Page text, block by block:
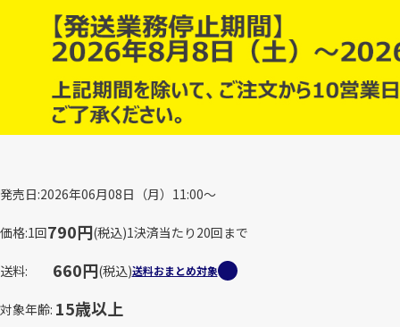
発売日 2026年06月08日（月）11:00～
価格 1回790円(税込)1決済当たり20回まで
送料 660円(税込)送料おまとめ対象
対象年齢 15歳以上